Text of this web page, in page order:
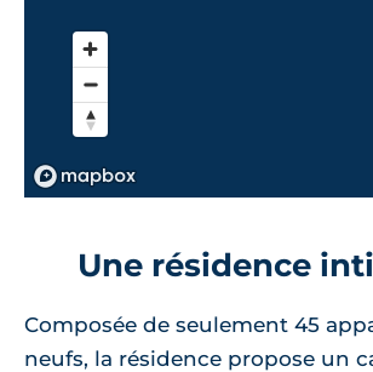
Une résidence
Composée de seulement 45
neufs, la résidence propose un